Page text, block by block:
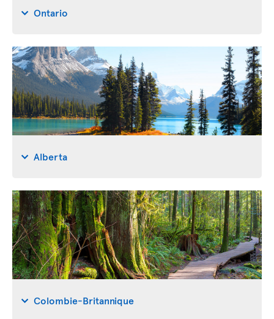
Ontario
Alberta
Colombie-Britannique